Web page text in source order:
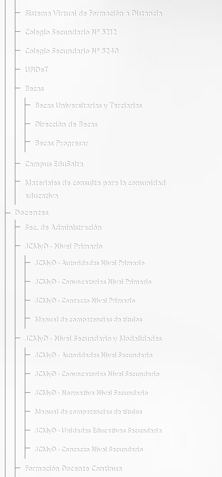
Sistema Virtual de Formación a Distancia
Colegio Secundario Nº 5212
Colegio Secundario Nº 5240
UFIDeT
Becas
Becas Universitarias y Terciarias
Dirección de Becas
Becas Progresar
Campus EduSalta
Materiales de consulta para la comunidad
educativa
Docentes
Sec. de Administración
JCMyD · Nivel Primario
JCMyD · Autoridades Nivel Primario
JCMyD · Convocatorias Nivel Primario
JCMyD · Contacto Nivel Primario
Manual de competencias de títulos
JCMyD · Nivel Secundario y Modalidades
JCMyD · Autoridades Nivel Secundario
JCMyD · Convocatorias Nivel Secundario
JCMyD · Normativa Nivel Secundario
Manual de competencias de títulos
JCMyD · Unidades Educativas Secundaria
JCMyD · Contacto Nivel Secundario
Formación Docente Continua